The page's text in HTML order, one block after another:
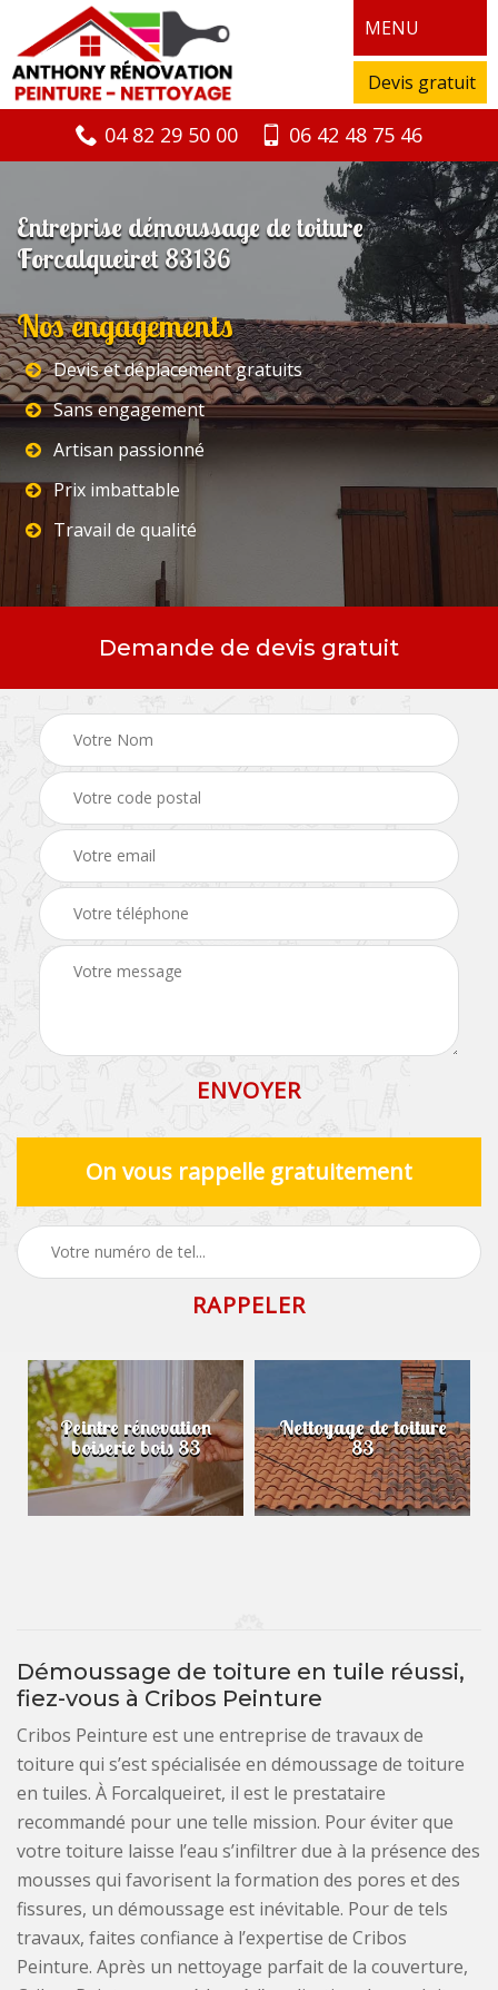
MENU
Devis gratuit
04 82 29 50 00 06 42 48 75 46
Entreprise démoussage de toiture
Forcalqueiret 83136
Nos engagements
Devis et déplacement gratuits
Sans engagement
Artisan passionné
Prix imbattable
Travail de qualité
Demande de devis gratuit
On vous rappelle gratuitement
Peintre rénovation
boiserie bois 83
Nettoyage de toiture
83
Démoussage de toiture en tuile réussi,
fiez-vous à Cribos Peinture
Cribos Peinture est une entreprise de travaux de
toiture qui s’est spécialisée en démoussage de toiture
en tuiles. À Forcalqueiret, il est le prestataire
recommandé pour une telle mission. Pour éviter que
votre toiture laisse l’eau s’infiltrer due à la présence des
mousses qui favorisent la formation des pores et des
fissures, un démoussage est inévitable. Pour de tels
travaux, faites confiance à l’expertise de Cribos
Peinture. Après un nettoyage parfait de la couverture,